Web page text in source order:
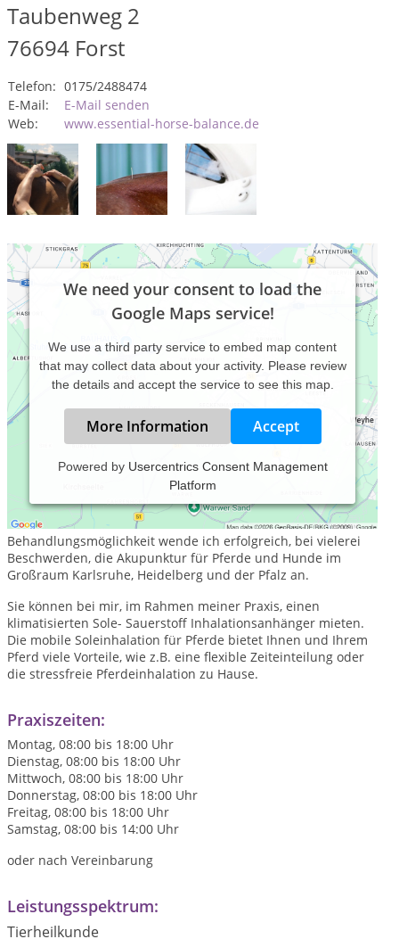
Taubenweg 2
76694 Forst
Telefon: 0175/2488474
E-Mail:
E-Mail senden
Web:
www.essential-horse-balance.de
We need your consent to load the
Google Maps service!
We use a third party service to embed map content
that may collect data about your activity. Please review
the details and accept the service to see this map.
More Information Accept
Powered by Usercentrics Consent Management
Platform
Als Tierheilpraktikerin in Bruchsal biete ich Ihnen mit meiner
mobilen Tierheilpraxis im Schwerpunkt die Methode der
traditionellen chinesischen Medizin. Als eine
Behandlungsmöglichkeit wende ich erfolgreich, bei vielerei
Beschwerden, die Akupunktur für Pferde und Hunde im
Großraum Karlsruhe, Heidelberg und der Pfalz an.
Sie können bei mir, im Rahmen meiner Praxis, einen
klimatisierten Sole- Sauerstoff Inhalationsanhänger mieten.
Die mobile Soleinhalation für Pferde bietet Ihnen und Ihrem
Pferd viele Vorteile, wie z.B. eine flexible Zeiteinteilung oder
die stressfreie Pferdeinhalation zu Hause.
Praxiszeiten:
Montag, 08:00 bis 18:00 Uhr
Dienstag, 08:00 bis 18:00 Uhr
Mittwoch, 08:00 bis 18:00 Uhr
Donnerstag, 08:00 bis 18:00 Uhr
Freitag, 08:00 bis 18:00 Uhr
Samstag, 08:00 bis 14:00 Uhr
oder nach Vereinbarung
Leistungsspektrum:
Tierheilkunde